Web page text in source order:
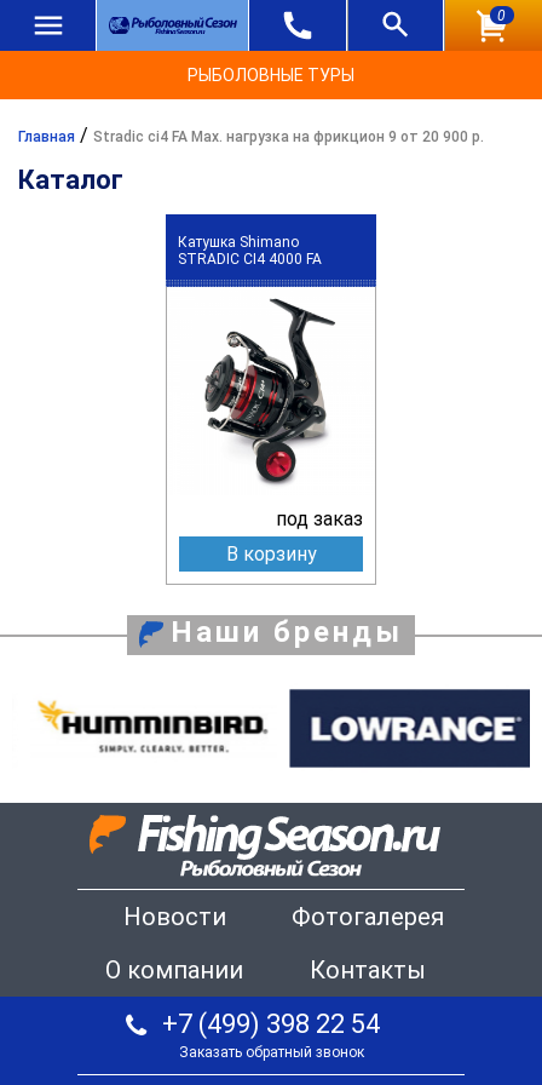
0
РЫБОЛОВНЫЕ ТУРЫ
Главная / Stradic ci4 FA Max. нагрузка на фрикцион 9 от 20 900 р.
Каталог
Катушка Shimano
STRADIC CI4 4000 FA
под заказ
В корзину
Наши бренды
Новости
Фотогалерея
О компании
Контакты
+7 (499) 398 22 54
Заказать обратный звонок